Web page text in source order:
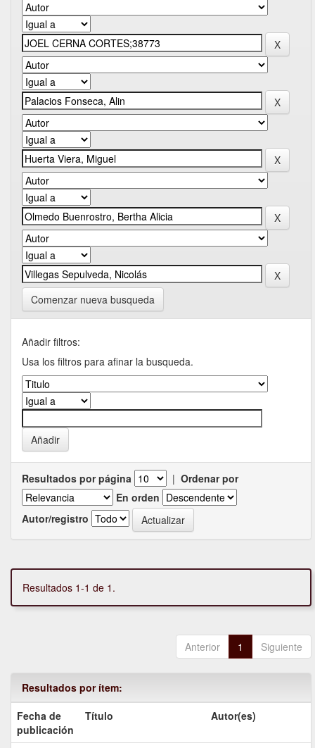
Comenzar nueva busqueda
Añadir filtros:
Usa los filtros para afinar la busqueda.
Resultados por página | Ordenar por
En orden
Autor/registro
Resultados 1-1 de 1.
Anterior 1 Siguiente
Resultados por ítem:
Fecha de
publicación
Título Autor(es)